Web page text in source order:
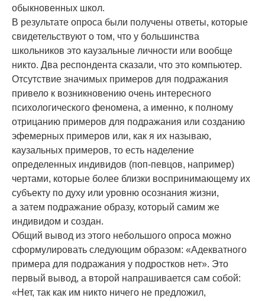
обыкновенных школ.
В результате опроса были получены ответы, которые
свидетельствуют о том, что у большинства
школьников это каузальные личности или вообще
никто. Два респондента сказали, что это компьютер.
Отсутствие значимых примеров для подражания
привело к возникновению очень интересного
психологического феномена, а именно, к полному
отрицанию примеров для подражания или созданию
эфемерных примеров или, как я их называю,
каузальных примеров, то есть наделение
определенных индивидов (поп-певцов, например)
чертами, которые более близки воспринимающему их
субъекту по духу или уровню осознания жизни,
а затем подражание образу, который самим же
индивидом и создан.
Общий вывод из этого небольшого опроса можно
сформулировать следующим образом: «Адекватного
примера для подражания у подростков нет». Это
первый вывод, а второй напрашивается сам собой:
«Нет, так как им никто ничего не предложил,